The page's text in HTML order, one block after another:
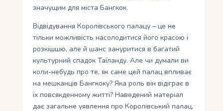
значущим для міста Бангкок.
Відвідування Королівського палацу – це не
тільки можливість насолодитися його красою і
розкішшю, але й шанс зануритися в багатий
культурний спадок Таїланду. Але чи думали ви
коли-небудь про те, як саме цей палац впливає
на мешканців Бангкоку? Яка роль він відіграє в
їх повсякденному житті? Наведений матеріал
дає загальне уявлення про Королівський палац,